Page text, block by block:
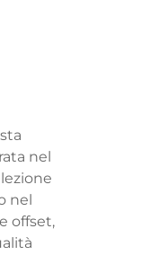
nel
nel
offset,